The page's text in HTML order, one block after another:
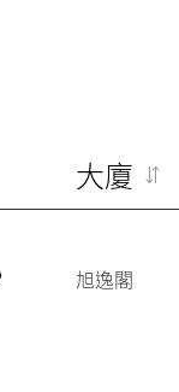
大廈
旭逸閣